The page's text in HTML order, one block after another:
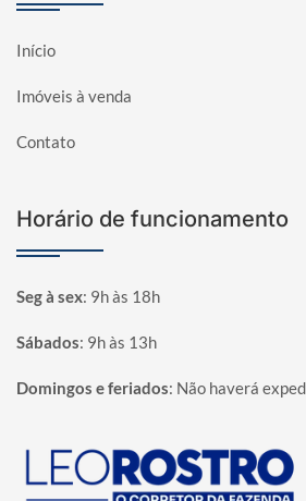
Início
Imóveis à venda
Contato
Horário de funcionamento
Seg à sex: 9h às 18h
Sábados: 9h às 13h
Domingos e feriados: Não haverá
Página inicial